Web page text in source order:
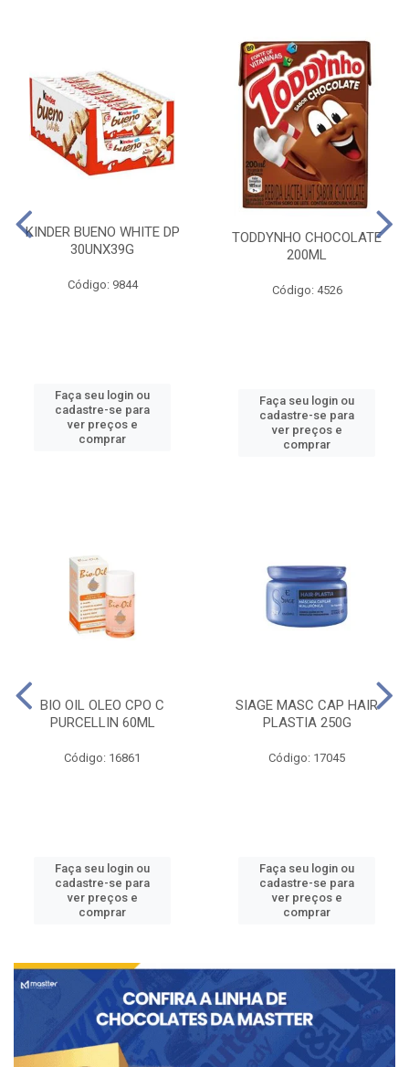
KINDER BUENO WHITE DP
30UNX39G
Código: 9844
Faça seu login ou
cadastre-se para
ver preços e
comprar
TODDYNHO CHOCOLATE
200ML
Código: 4526
Faça seu login ou
cadastre-se para
ver preços e
comprar
BIO OIL OLEO CPO C
PURCELLIN 60ML
Código: 16861
Faça seu login ou
cadastre-se para
ver preços e
comprar
SIAGE MASC CAP HAIR
PLASTIA 250G
Código: 17045
Faça seu login ou
cadastre-se para
ver preços e
comprar